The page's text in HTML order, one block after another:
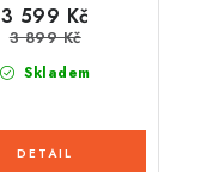
Skladem
3 599 Kč
3 899 Kč